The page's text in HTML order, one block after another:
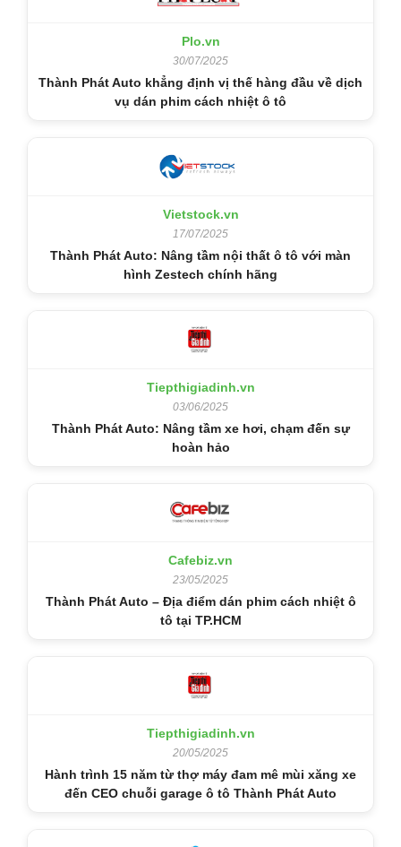
Plo.vn
30/07/2025
Thành Phát Auto khẳng định vị thế hàng đầu về dịch
vụ dán phim cách nhiệt ô tô
Vietstock.vn
17/07/2025
Thành Phát Auto: Nâng tầm nội thất ô tô với màn
hình Zestech chính hãng
Tiepthigiadinh.vn
03/06/2025
Thành Phát Auto: Nâng tầm xe hơi, chạm đến sự
hoàn hảo
Cafebiz.vn
23/05/2025
Thành Phát Auto – Địa điểm dán phim cách nhiệt ô
tô tại TP.HCM
Tiepthigiadinh.vn
20/05/2025
Hành trình 15 năm từ thợ máy đam mê mùi xăng xe
đến CEO chuỗi garage ô tô Thành Phát Auto